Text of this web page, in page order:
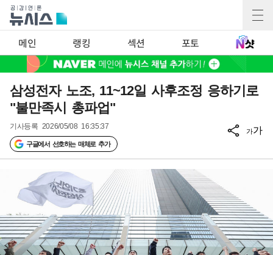
메인 랭킹 섹션 포토
삼성전자 노조, 11~12일 사후조정 응하기로
"불만족시 총파업"
기사등록 2026/05/08 16:35:37
구글에서 선호하는 매체로 추가
가가